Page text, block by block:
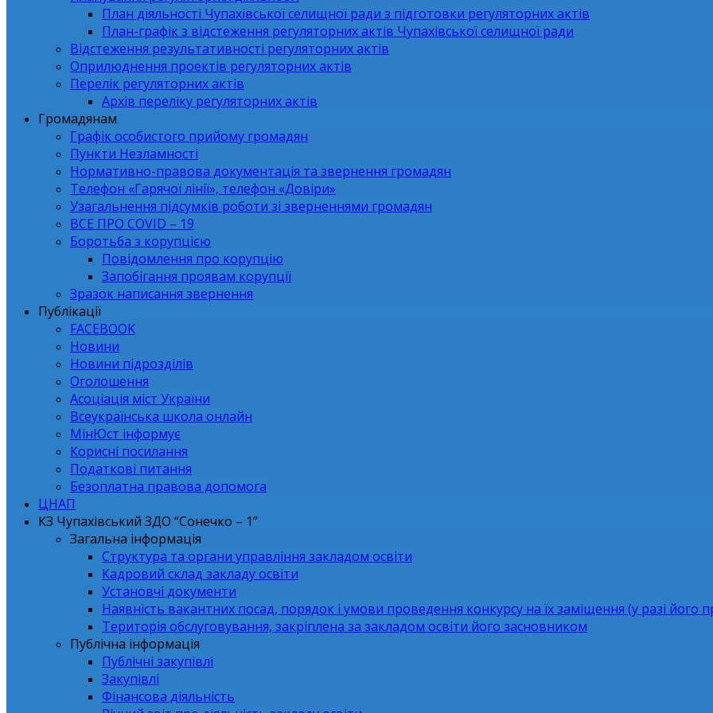
План діяльності Чупахівської селищної ради з підготовки регуляторних актів
План-графік з відстеження регуляторних актів Чупахівської селищної ради
Відстеження результативності регуляторних актів
Оприлюднення проектів регуляторних актів
Перелік регуляторних актів
Архів переліку регуляторних актів
Громадянам
Графік особистого прийому громадян
Пункти Незламності
Нормативно-правова документація та звернення громадян
Телефон «Гарячої лінії», телефон «Довіри»
Узагальнення підсумків роботи зі зверненнями громадян
ВСЕ ПРО СОVID – 19
Боротьба з корупцією
Повідомлення про корупцію
Запобігання проявам корупції
Зразок написання звернення
Публікації
FACEBOOK
Новини
Новини підрозділів
Оголошення
Асоціація міст України
Всеукраїнська школа онлайн
МінЮст інформує
Корисні посилання
Податкові питання
Безоплатна правова допомога
ЦНАП
КЗ Чупахівський ЗДО “Сонечко – 1”
Загальна інформація
Структура та органи управління закладом освіти
Кадровий склад закладу освіти
Установчі документи
Наявність вакантних посад, порядок і умови проведення конкурсу на їх заміщення (у разі його
Територія обслуговування, закріплена за закладом освіти його засновником
Публічна інформація
Публічні закупівлі
Закупівлі
Фінансова діяльність